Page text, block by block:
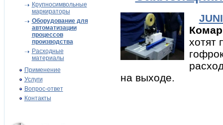
Крупносимвольные
маркираторы
Оборудование для
автоматизации
процессов
производства
Расходные
материалы
Применение
Услуги
Вопрос-ответ
Контакты
хотят
на выходе.